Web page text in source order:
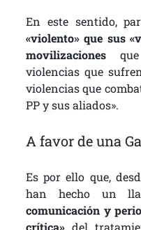
En este sentido,
«violento» que sus
movilizacionesque
violencias que
violencias que
PP y sus aliados».
A favor de una
Es por ello que,
han hecho un
comunicación y
crítica»del